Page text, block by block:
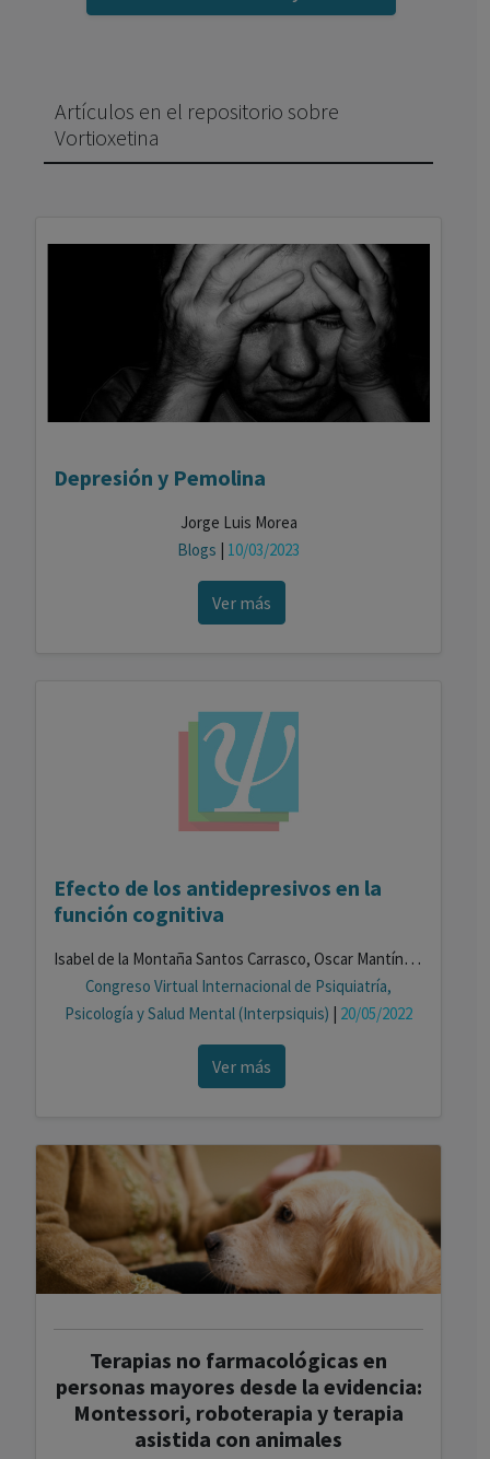
Artículos en el repositorio sobre
Vortioxetina
Depresión y Pemolina
Jorge Luis Morea
Blogs | 10/03/2023
Ver más
Efecto de los antidepresivos en la
función cognitiva
Isabel de la Montaña Santos Carrasco, Oscar Mantín Santiago , Joana Isabel Gonçalves Cerejeira , Carolina Alario Ruiz
Congreso Virtual Internacional de Psiquiatría,
Psicología y Salud Mental (Interpsiquis) | 20/05/2022
Ver más
Terapias no farmacológicas en
personas mayores desde la evidencia:
Montessori, roboterapia y terapia
asistida con animales